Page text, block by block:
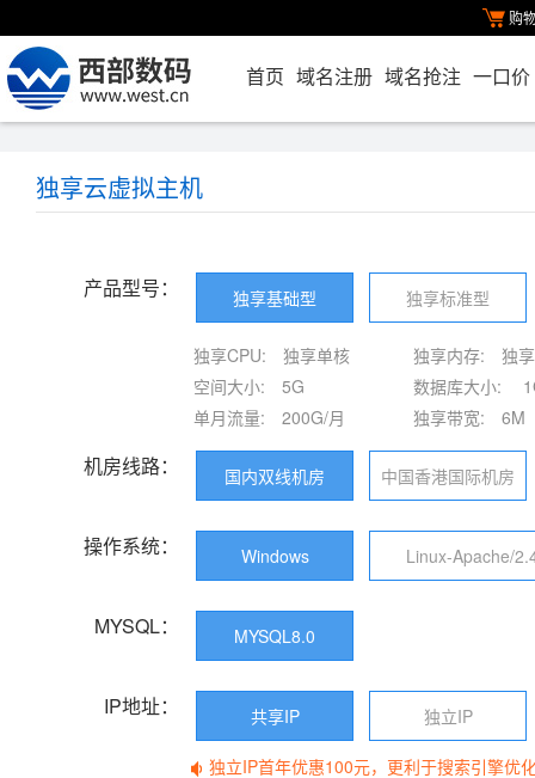
购
首页 域名注册 域名抢注 一口价
独享云虚拟主机
产品型号： 独享基础型 独享标准型
独享CPU: 独享单核 独享内存:
独
空间大小:
5G 数据库大小:
单月流量:
200G/月 独享带宽: 6M
机房线路： 国内双线机房 中国香港国际机房
操作系统： Windows Linux-Apache/
MYSQL： MYSQL8.0
IP地址： 共享IP 独立IP
独立IP首年优惠100元，更利于搜索引擎优